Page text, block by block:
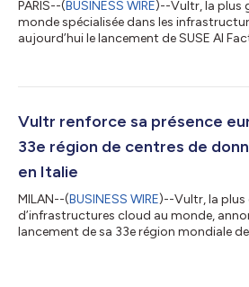
PARIS--(BUSINESS WIRE)--Vultr, la plus
monde spécialisée dans les
aujourd’hui le lancement de SUSE AI
cette plateforme d’IA d’entreprise full-
avancée et une infrastructure d’IA
Vultr renforce sa présence
33e région de centres de
en Italie
MILAN--(BUSINESS WIRE)--Vultr, la plus
d’infrastructures cloud au monde,
lancement de sa 33e région mondiale